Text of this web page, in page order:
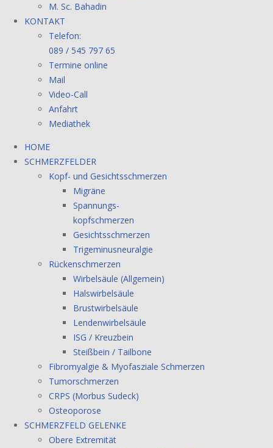
M. Sc. Bahadin
KONTAKT
Telefon:
089 / 545 797 65
Termine online
Mail
Video-Call
Anfahrt
Mediathek
HOME
SCHMERZFELDER
Kopf- und Gesichtsschmerzen
Migräne
Spannungs-
kopfschmerzen
Gesichtsschmerzen
Trigeminusneuralgie
Rückenschmerzen
Wirbelsäule (Allgemein)
Halswirbelsäule
Brustwirbelsäule
Lendenwirbelsäule
ISG / Kreuzbein
Steißbein / Tailbone
Fibromyalgie & Myofasziale Schmerzen
Tumorschmerzen
CRPS (Morbus Sudeck)
Osteoporose
SCHMERZFELD GELENKE
Obere Extremität